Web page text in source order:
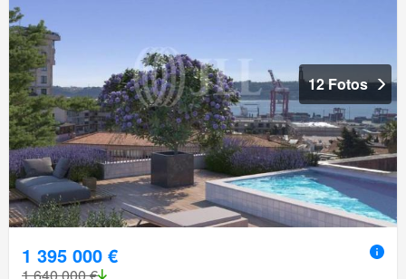
12 Fotos
1 395 000 €
1 640 000 €